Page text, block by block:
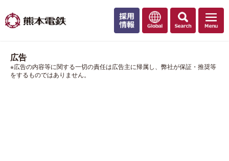
広告
※広告の内容等に関する一切の責任は広告主に帰属し、弊社が保証・推奨等
をするものではありません。